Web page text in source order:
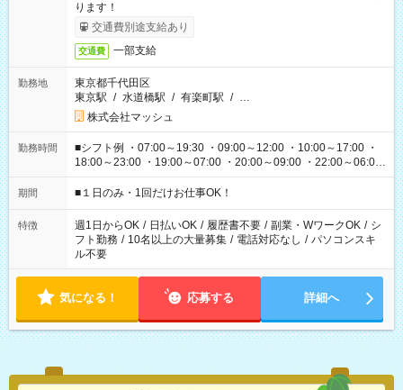
ります！
交通費別途支給あり
交通費 一部支給
勤務地
東京都千代田区
東京駅 / 水道橋駅 / 有楽町駅 / …
株式会社マッシュ
勤務時間
■シフト例 ・07:00～19:30 ・09:00～12:00 ・10:00～17:00 ・
18:00～23:00 ・19:00～07:00 ・20:00～09:00 ・22:00～06:00
etc ★最短で3時間で5,120円のお仕事から 15時間で2万円近く稼
げるお仕事も！ ご希望のお時間に合わせてご紹介！ ※シフトは
ください！
期間 ■１日のみ・1回だけお仕事OK！
特徴 週1日からOK / 日払いOK / 履歴書不要 / 副業・WワークOK / シ
フト勤務 / 10名以上の大量募集 / 電話対応なし / パソコンスキ
ル不要
気になる！ 応募する 詳細へ